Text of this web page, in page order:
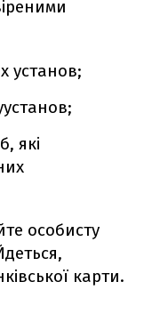
установ;
які
особисту
карти.